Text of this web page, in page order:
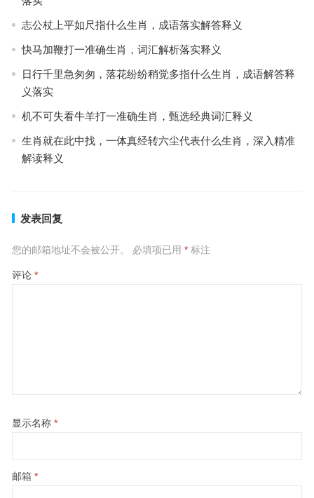
志公杖上平如尺指什么生肖，成语落实解答释义
快马加鞭打一准确生肖，词汇解析落实释义
日行千里急匆匆，落花纷纷稍觉多指什么生肖，成语解答释
义落实
机不可失看牛羊打一准确生肖，甄选经典词汇释义
生肖就在此中找，一体真经转六尘代表什么生肖，深入精准
解读释义
发表回复
您的邮箱地址不会被公开。 必填项已用 *标注
评论 *
显示名称 *
邮箱 *